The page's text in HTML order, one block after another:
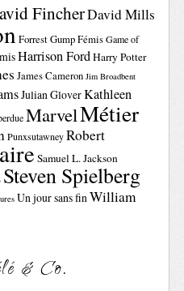
FincherDavid Mills
Forrest GumpFémis Game of
Harrison FordHarry Potter
James Cameron Jim Broadbent
Julian GloverKathleen
MarvelMétier
Punxsutawney Robert
Samuel L. Jackson
Steven Spielberg
Un jour sans finWilliam
& Co.